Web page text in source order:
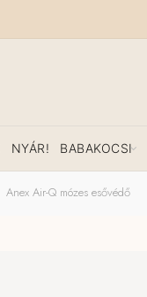
NYÁR! BABAKOCSI
Anex Air-Q mózes esővédő